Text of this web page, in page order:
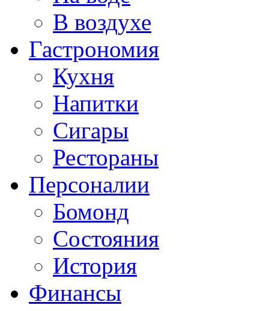
В воздухе
Гастрономия
Кухня
Напитки
Сигары
Рестораны
Персоналии
Бомонд
Состояния
История
Финансы